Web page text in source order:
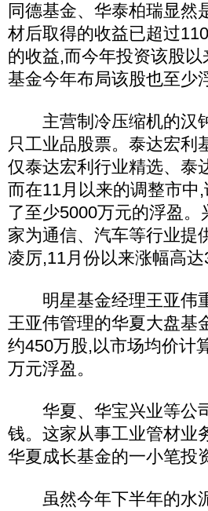
同德基金、华泰柏瑞显然
材后取得的收益已超过
的收益,而今年投资该股
基金今年布局该股也至少
主营制冷压缩机的汉钟
只工业品股票。泰达宏利
仅泰达宏利行业精选、泰
而在11月以来的调整市中
了至少5000万元的浮盈
家为通信、汽车等行业提
凌厉,11月份以来涨幅高达
明星基金经理王亚伟重
王亚伟管理的华夏大盘基
约450万股,以市场均价计
万元浮盈。
华夏、华宝兴业等公司
钱。这家从事工业管材业
华夏成长基金的一小笔投
虽然今年下半年的水泥